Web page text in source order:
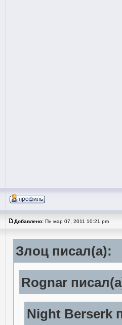
Добавлено: Пн мар 07, 2011 10:21 pm
Злоц писал(а):
Rognar
Night Berserk